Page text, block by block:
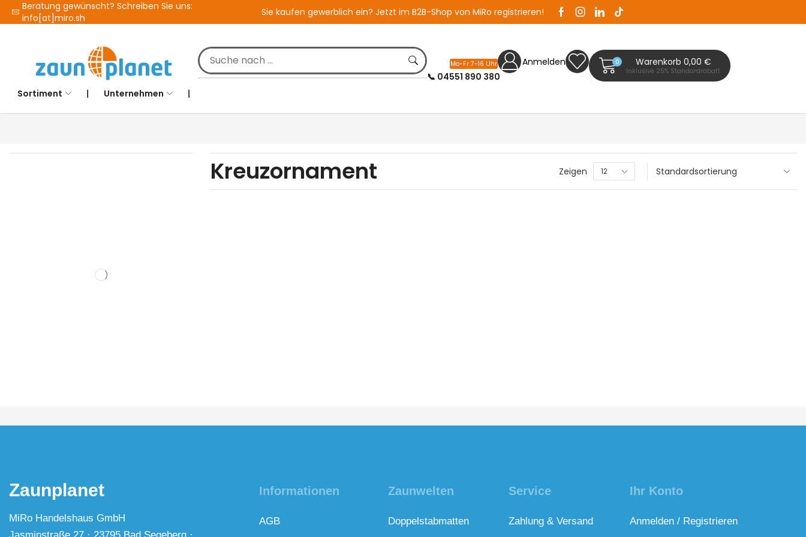
Beratung gewünscht? Schreiben Sie uns:
info[at]miro.sh
Sie kaufen gewerblich ein?Jetzt im B2B-Shop von MiRo registrieren! Zaunplanet ist Ihr Zaunfachhändler in Bad
Sortiment ❘ Unternehmen ❘
Mo-Fr 7-16 Uhr
📞 04551 890 380
Anmelden 0 Warenkorb 0,00 €
Inklusive 25% Standardrabatt
Kreuzornament Zeigen
Zaunplanet
MiRo Handelshaus GmbH
Informationen
AGB
Zaunwelten
Doppelstabmatten
Service
Zahlung & Versand
Ihr Konto
Anmelden / Registrieren